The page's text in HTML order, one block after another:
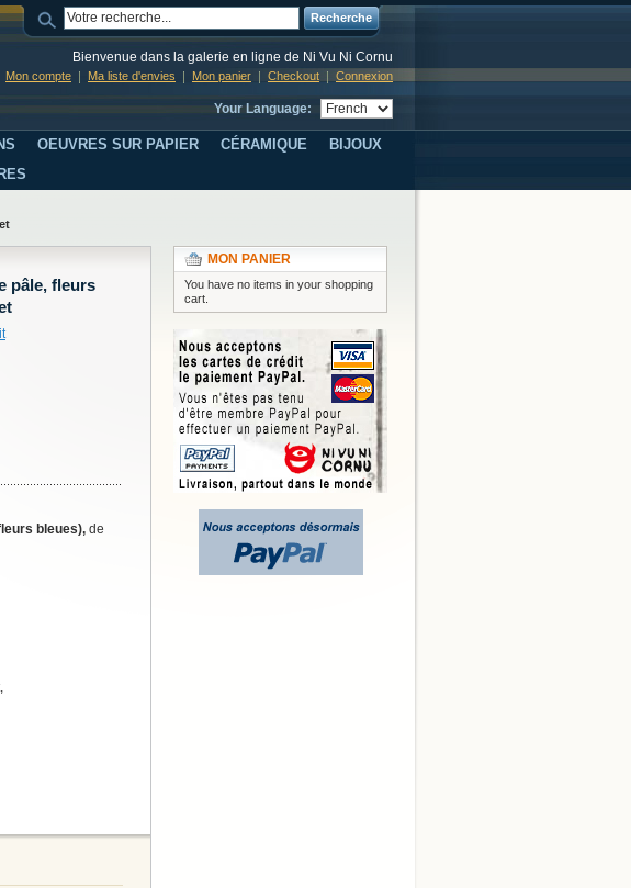
Recherche
Bienvenue dans la galerie en ligne de Ni Vu Ni Cornu
Mon compte Ma liste d'envies Mon panier Checkout Connexion
Your Language:
OEUVRES SUR PAPIER CÉRAMIQUE
BIJOUX
pâle, fleurs
bleues), de
MON PANIER
You have no items in your shopping
cart.